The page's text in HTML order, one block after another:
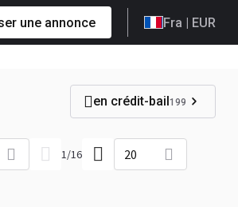
une annonce Fra | EUR
en crédit-bail199
1/16 20